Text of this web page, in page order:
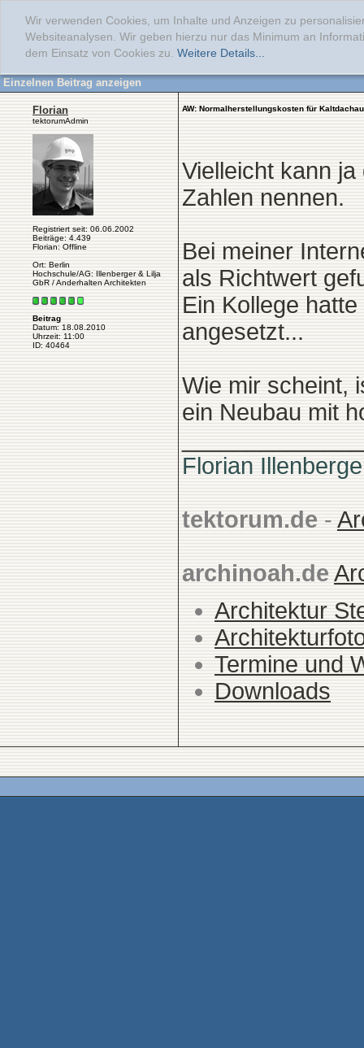
Wir verwenden Cookies, um Inhalte und Anzeigen zu
Websiteanalysen. Wir geben hierzu nur das Minimum an
dem Einsatz von Cookies zu. Weitere Details...
Einzelnen Beitrag anzeigen
Florian
tektorumAdmin
Registriert seit: 06.06.2002
Beiträge: 4.439
Florian: Offline
Ort: Berlin
Hochschule/AG: Illenberger & Lilja
GbR / Anderhalten Architekten
Beitrag
Datum: 18.08.2010
Uhrzeit: 11:00
ID: 40464
AW: Normalherstellungskosten für
Vielleicht kann
Zahlen nennen.
Bei meiner
als Richtwert
Ein Kollege
angesetzt...
Wie mir scheint,
ein Neubau mit
Florian
tektorum.de -
archinoah.de
Architektur
Termine und
Downloads